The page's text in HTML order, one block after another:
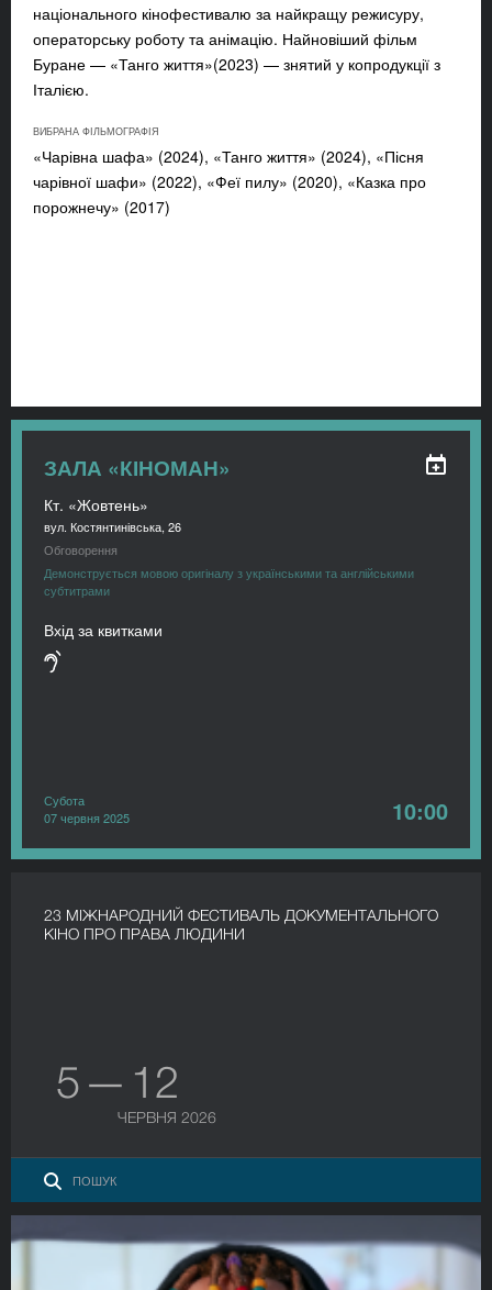
національного кінофестивалю за найкращу режисуру,
операторську роботу та анімацію. Найновіший фільм
Буране — «Танго життя»(2023) — знятий у копродукції з
Італією.
ВИБРАНА ФІЛЬМОГРАФІЯ
«Чарівна шафа» (2024), «Танго життя» (2024), «Пісня
чарівної шафи» (2022), «Феї пилу» (2020), «Казка про
порожнечу» (2017)
ЗАЛА «КІНОМАН»
Кт. «Жовтень»
вул. Костянтинівська, 26
Обговорення
Демонструється мовою оригіналу з українськими та англійськими
субтитрами
Вхід за квитками
Субота
07 червня 2025
10:00
23 МІЖНАРОДНИЙ ФЕСТИВАЛЬ ДОКУМЕНТАЛЬНОГО
КІНО ПРО ПРАВА ЛЮДИНИ
5 — 12
ЧЕРВНЯ 2026